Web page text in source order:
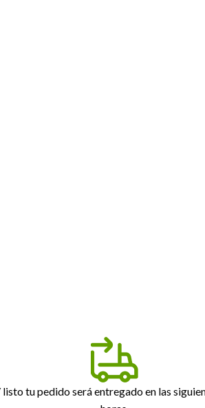
listo tu pedido será entregado en las